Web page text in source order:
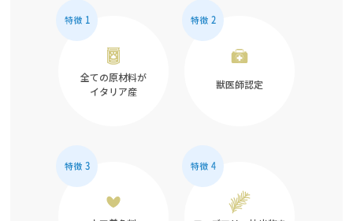
全ての原材料が
イタリア産
獣医師認定